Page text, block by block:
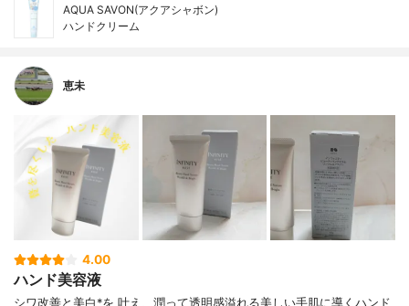
AQUA SAVON(アクアシャボン)
ハンドクリーム
恵未
4.00
ハンド美容液
シワ改善と美白*を 叶え、潤って透明感溢れる美しい手肌に導くハンド